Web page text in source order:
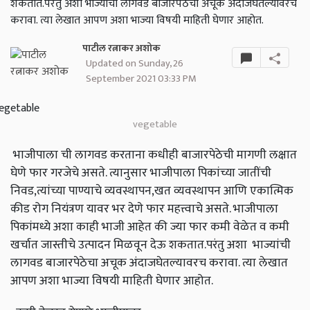
शकतात.परंतु अशा भाज्यांची लागवड बाजारपेठेचा अचूक अंदाजघेतल्यावरच
करावा. त्या लेखात आपण अशा भाज्या विषयी माहिती घेणार आहोत.
पाटील रत्नाकर अशोक
Updated on Sunday, 26
September 2021 03:33 PM
vegetable
भाजीपाला ची लागवड करताना कधीही बाजारपेठेची मागणी लक्षात
घेणे फार गरजेचे असते. त्यानुसार भाजीपाला पिकांच्या जातींची
निवड,त्यांच्या पाण्याचे व्यवस्थापन,खत व्यवस्थापन आणि एकात्मिक
कीड रोग नियंत्रण यावर भर देणे फार महत्त्वाचे असते. भाजीपाला
पिकांमध्ये अशा काही भाजी आहेत की ज्या फार कमी वेळेत व कमी
खर्चात जास्तीचे उत्पादन मिळवून देऊ शकतात.परंतु अशा भाज्यांची
लागवड बाजारपेठेचा अचूक अंदाजघेतल्यावरच करावा. त्या लेखात
आपण अशा भाज्या विषयी माहिती घेणार आहोत.